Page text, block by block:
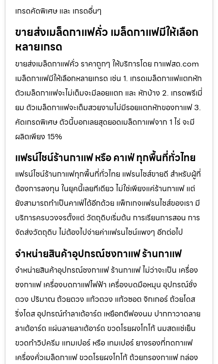
เกรดคัดพิเศษ และ เกรดอื่นๆ
ขายส่งเมล็ดกาแฟคั่ว เมล็ดกาแฟมีให้เลือก
หลายเกรด
ขายส่งเมล็ดกาแฟคั่ว ราคาถูกๆ ให้บริการโดย กาแฟสด.com
เมล็ดกาแฟมีให้เลือกหลายเกรด เช่น 1. เกรดเมล็ดกาแฟแตกหัก
ตัวเมล็ดกาแฟจะไม่เต็มจะมีลอยแตก และ หักบ้าง 2. เกรดพรีเมี่
ยม ตัวเมล็ดกาแฟจะเต็มสวยงามไม่มีรอยแตกหักของกาแฟ 3.
คัดเกรดพิเศษ ตัวนี้บอกเลยสุดยอดเมล็ดกาแฟจาก 1 ไร่ จะมี
ผลิตเพียง 15%
แฟรน์ไชน์ร้านกาแฟ หรือ คาเฟ่ ทุกพื้นที่ทั่วไทย
แฟรน์ไชน์ร้านกาแฟทุกพื้นที่ทั่วไทย แฟรนไชส์ขายดี สำหรับผู้ที่
ต้องการลงทุน ในยุคนี้เลยทีเดียว ไม่ใช่เพียงแค่ร้านกาแฟ แต่
ยังสามารถทำเป็นคาเฟ่ได้อีกด้วย แพ็กเกจแฟรนไชส์ของเรา มี
บริการครบวงจรตั้งแต่ วัตถุดิบเริ่มต้น การเรียนการสอน การ
จัดส่งวัตถุดิบ ไม่ต้องไปจ่ายค่าเเฟรนไชน์แพงๆ อีกต่อไป
จำหน่ายสินค้าอุปกรณ์ชงกาแฟ ร้านกาแฟ
จำหน่ายสินค้าอุปกรณ์ชงกาแฟ ร้านกาแฟ ไม่ว่าจะเป็น เครื่อง
ชงกาแฟ เครื่องบดกาแฟไฟฟ้า เครื่องบดมือหมุน อุปกรณ์ชั่ง
ตวง ปริมาณ ถ้วยตวง แก้วตวง แก้วซอต จิกเกอร์ ถ้วยโดส
ริ่งโดส อุปกรณ์ทำลาเต้อาร์ต เหยือกตีฟองนม ปากกาวาดลาย
ลาเต้อาร์ต แผ่นลายลาเต้อาร์ต ขวดโรยผงโกโก้ นมสดแช่เย็น
ขวดทำวิปครีม แทมเปอร์ หรือ เทมเปอร์ ยางรองที่กดกาแฟ
เครื่องคั่วเมล็ดกาแฟ ขวดโรยผงโกโก้ ถ้วยกรองกาแฟ กล่อง